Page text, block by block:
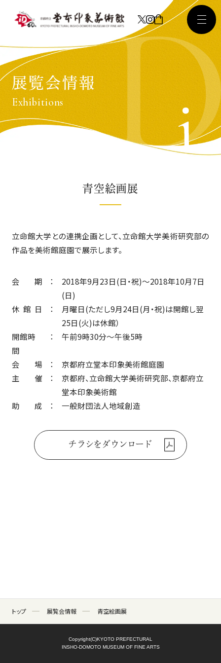
展覧会情報
Exhibitions
青空絵画展
立命館大学との連携企画として、立命館大学美術研究部の
作品を美術館庭園で展示します。
会期
2018年9月23日(日・祝)～2018年10月7日
(日)
休館日
月曜日(ただし9月24日(月・祝)は開館し翌
25日(火)は休館）
開館時
間
午前9時30分～午後5時
会場
京都府立堂本印象美術館庭園
主催
京都府、立命館大学美術研究部、京都府立
堂本印象美術館
助成
一般財団法人地域創造
チラシをダウンロード
トップ 展覧会情報 青空絵画展
Copyright(C)KYOTO PREFECTURAL
INSHO-DOMOTO MUSEUM OF FINE ARTS